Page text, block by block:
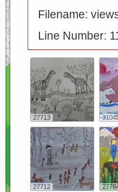
Filename:
Line Number:
27713
27712